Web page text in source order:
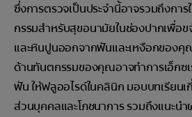
ซึ่งการตรวจเป็นประจำนี้อาจรวมถึงกา
กรรมสำหรับสุขอนามัยในช่องปากเพื่อ
และหินปูนออกจากฟันและเหงือกของ
ด้านทันตกรรมของคุณอาจทำการเอ็กซ
ฟัน ให้ฟลูออไรด์ในคลินิก มอบบทเรียน
ส่วนบุคคลและโภชนาการ รวมถึงแนะ